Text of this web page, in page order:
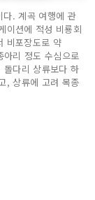
다. 계곡 여행에 관
이션에 적성 비룡회
비포장도로 약
리 정도 수심으로
다리 상류보다 하
, 상류에 고려 목종